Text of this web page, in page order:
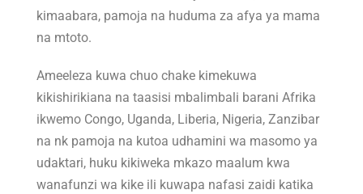
kimaabara, pamoja na huduma za afya ya mama
na mtoto.
Ameeleza kuwa chuo chake kimekuwa
kikishirikiana na taasisi mbalimbali barani Afrika
ikwemo Congo, Uganda, Liberia, Nigeria, Zanzibar
na nk pamoja na kutoa udhamini wa masomo ya
udaktari, huku kikiweka mkazo maalum kwa
wanafunzi wa kike ili kuwapa nafasi zaidi katika